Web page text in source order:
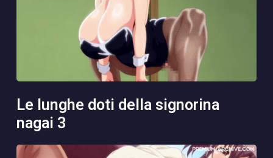
le lunghe doti della signorina
nagai 3